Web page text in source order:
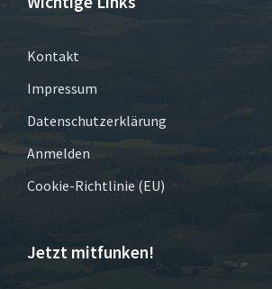
Kontakt
Impressum
Datenschutzerklärung
Anmelden
Cookie-Richtlinie (EU)
Jetzt mitfunken!